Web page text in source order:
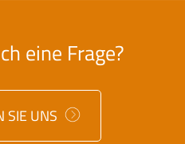
eine Frage?
SIE UNS